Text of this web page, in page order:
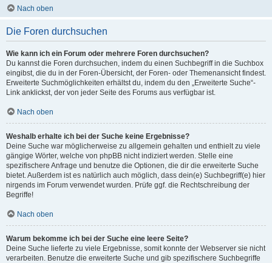
Nach oben
Die Foren durchsuchen
Wie kann ich ein Forum oder mehrere Foren durchsuchen?
Du kannst die Foren durchsuchen, indem du einen Suchbegriff in die Suchbox
eingibst, die du in der Foren-Übersicht, der Foren- oder Themenansicht findest.
Erweiterte Suchmöglichkeiten erhältst du, indem du den „Erweiterte Suche“-
Link anklickst, der von jeder Seite des Forums aus verfügbar ist.
Nach oben
Weshalb erhalte ich bei der Suche keine Ergebnisse?
Deine Suche war möglicherweise zu allgemein gehalten und enthielt zu viele
gängige Wörter, welche von phpBB nicht indiziert werden. Stelle eine
spezifischere Anfrage und benutze die Optionen, die dir die erweiterte Suche
bietet. Außerdem ist es natürlich auch möglich, dass dein(e) Suchbegriff(e) hier
nirgends im Forum verwendet wurden. Prüfe ggf. die Rechtschreibung der
Begriffe!
Nach oben
Warum bekomme ich bei der Suche eine leere Seite?
Deine Suche lieferte zu viele Ergebnisse, somit konnte der Webserver sie nicht
verarbeiten. Benutze die erweiterte Suche und gib spezifischere Suchbegriffe